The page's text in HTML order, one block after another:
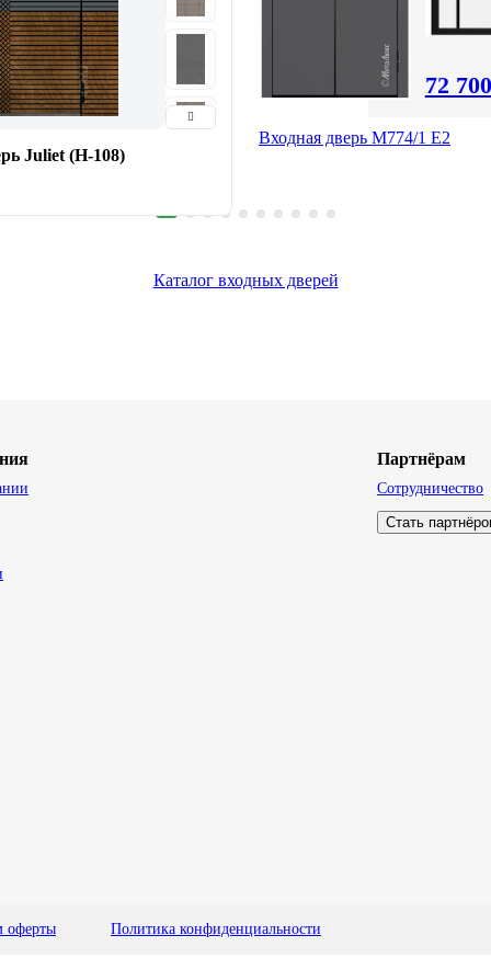
Juliet (Н-108)
72
Входная дверь М774/1 E2
Каталог входных дверей
Партнёрам
Сотрудничество
Стать
оферты Политика конфиденциальности